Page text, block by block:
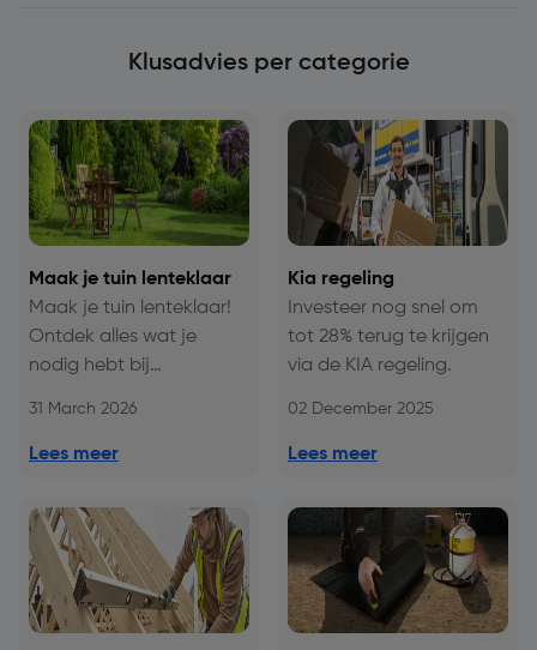
Klusadvies per categorie
Maak je tuin lenteklaar
Maak je tuin lenteklaar!
Ontdek alles wat je
nodig hebt bij
31 March 2026
Lees meer
Kia regeling
Investeer nog snel om
tot 28% terug te krijgen
via de KIA regeling.
02 December 2025
Lees meer